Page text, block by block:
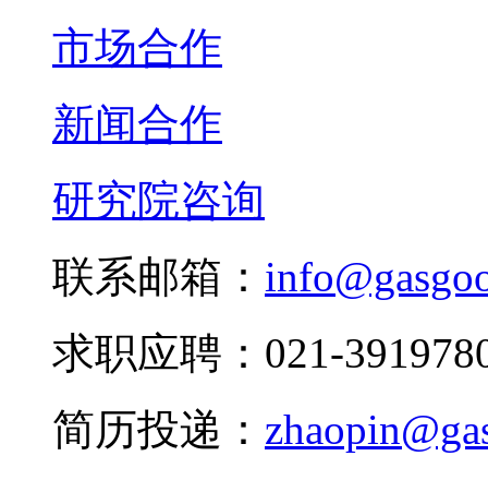
市场合作
新闻合作
研究院咨询
联系邮箱：
求职应聘：021-
简历投递：